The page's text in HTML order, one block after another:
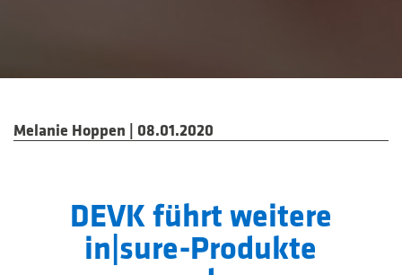
Melanie Hoppen | 08.01.2020
DEVK führt weitere
in|sure-Produkte